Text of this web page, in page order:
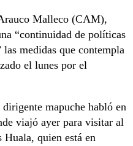
Malleco (CAM),
“continuidad de políticas
medidas que contempla
el lunes por el
mapuche habló en
viajó ayer para visitar al
Huala, quien está en